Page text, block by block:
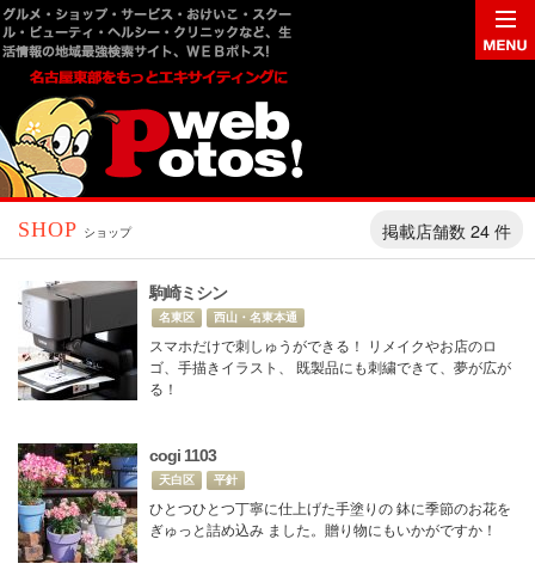
SHOP ショップ 掲載店舗数 24 件
駒崎ミシン
名東区 西山・名東本通
スマホだけで刺しゅうができる！ リメイクやお店のロ
ゴ、手描きイラスト、 既製品にも刺繍できて、夢が広が
る！
cogi 1103
天白区 平針
ひとつひとつ丁寧に仕上げた手塗りの 鉢に季節のお花を
ぎゅっと詰め込み ました。贈り物にもいかがですか！